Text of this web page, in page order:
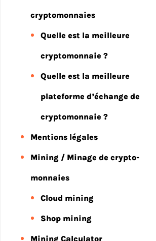
cryptomonnaies
Quelle est la meilleure
cryptomonnaie ?
Quelle est la meilleure
plateforme d’échange de
cryptomonnaie ?
Mentions légales
Mining / Minage de crypto-
monnaies
Cloud mining
Shop mining
Mining Calculator